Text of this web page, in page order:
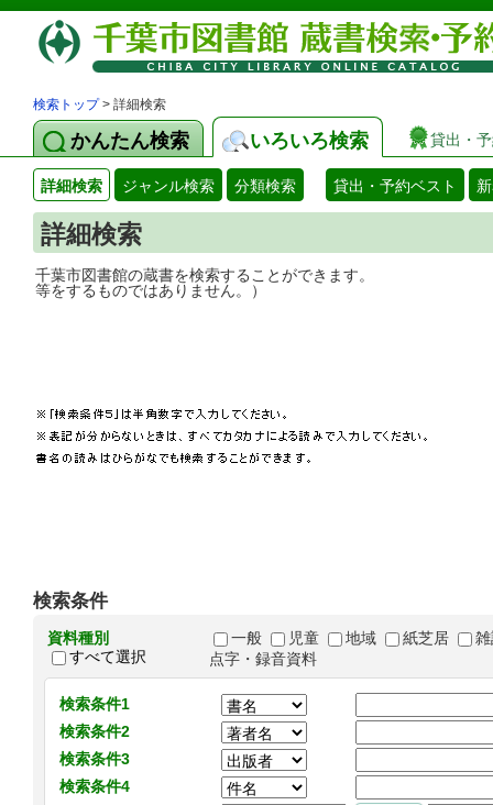
検索トップ> 詳細検索
かんたん検索 いろいろ検索 貸出・
詳細検索 ジャンル検索 分類検索 貸出・予約ベスト
詳細検索
千葉市図書館の蔵書を検索することがで
等をするものではありません。）
検索条件
資料種別
すべて選択
一般 児童 地域 紙芝居
点字・録音資料
検索条件1
検索条件2
検索条件3
検索条件4